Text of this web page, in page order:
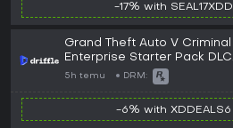
-17% with SEAL17XDD
Grand Theft Auto V Criminal
Enterprise Starter Pack DLC
(Global) (PC) - Rockstar -
5h temu DRM:
-6% with XDDEALS6